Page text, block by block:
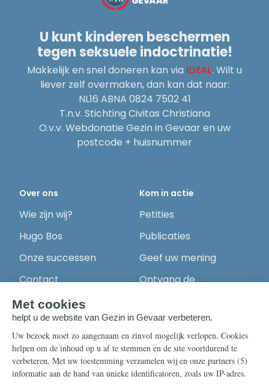
U kunt kinderen beschermen
tegen seksuele indoctrinatie!
Makkelijk en snel doneren kan via iDEAL. Wilt u
liever zelf overmaken, dan kan dat naar:
NL16 ABNA 0824 7502 41
T.n.v. Stichting Civitas Christiana
O.v.v. Webdonatie Gezin in Gevaar en uw
postcode + huisnummer
Over ons
Wie zijn wij?
Hugo Bos
Onze successen
Contact
Kom in actie
Petities
Publicaties
Geef uw mening
Ontvang de
Steun ons
Nieuwsbrief
Eenmalig
Info
Contact
Ontvang onze